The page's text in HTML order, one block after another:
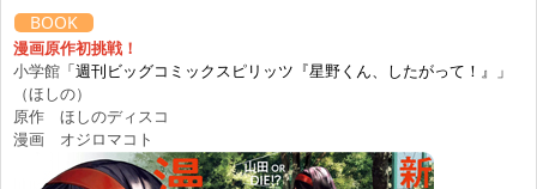
BOOK
漫画原作初挑戦！
小学館 「週刊ビッグコミックスピリッツ『星野くん、したがって！』」
（ほしの）
原作 ほしのディスコ
漫画 オジロマコト